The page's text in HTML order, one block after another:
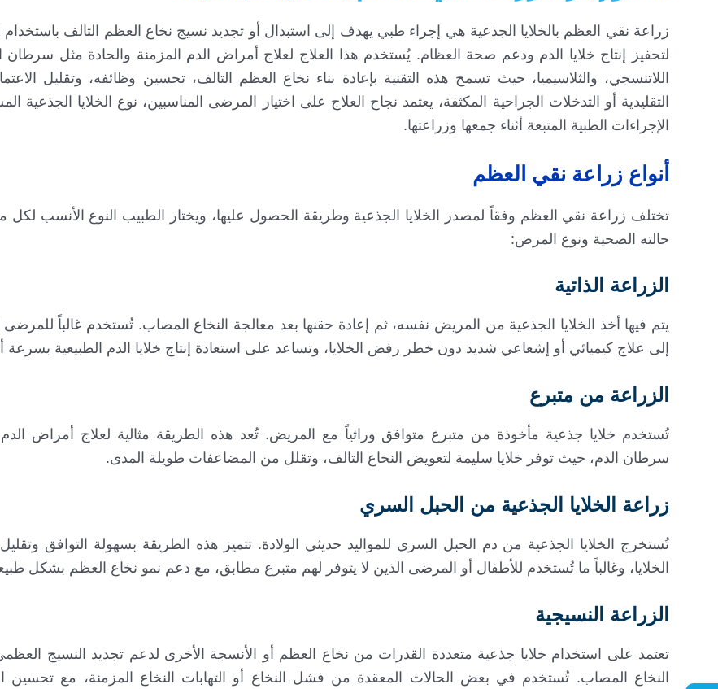
زراعة نقي العظم بالخلايا الجذعية هي إجراء طبي يهدف إلى استبدال أو تجديد نسيج نخاع العظم التالف باستخدام
لتحفيز إنتاج خلايا الدم ودعم صحة العظام. يُستخدم هذا العلاج لعلاج أمراض الدم المزمنة والحادة مثل سرطان
اللاتنسجي، والثلاسيميا، حيث تسمح هذه التقنية بإعادة بناء نخاع العظم التالف، تحسين وظائفه، وتقليل
التقليدية أو التدخلات الجراحية المكثفة، يعتمد نجاح العلاج على اختيار المرضى المناسبين، نوع الخلايا الجذعية
الإجراءات الطبية المتبعة أثناء جمعها وزراعتها.
أنواع زراعة نقي العظم
تختلف زراعة نقي العظم وفقاً لمصدر الخلايا الجذعية وطريقة الحصول عليها، ويختار الطبيب النوع الأنسب لكل
حالته الصحية ونوع المرض:
الزراعة الذاتية
يتم فيها أخذ الخلايا الجذعية من المريض نفسه، ثم إعادة حقنها بعد معالجة النخاع المصاب. تُستخدم غالباً للمرضى
إلى علاج كيميائي أو إشعاعي شديد دون خطر رفض الخلايا، وتساعد على استعادة إنتاج خلايا الدم الطبيعية بسرعة
الزراعة من متبرع
تُستخدم خلايا جذعية مأخوذة من متبرع متوافق وراثياً مع المريض. تُعد هذه الطريقة مثالية لعلاج أمراض
سرطان الدم، حيث توفر خلايا سليمة لتعويض النخاع التالف، وتقلل من المضاعفات طويلة المدى.
زراعة الخلايا الجذعية من الحبل السري
تُستخرج الخلايا الجذعية من دم الحبل السري للمواليد حديثي الولادة. تتميز هذه الطريقة بسهولة التوافق
الخلايا، وغالباً ما تُستخدم للأطفال أو المرضى الذين لا يتوفر لهم متبرع مطابق، مع دعم نمو نخاع العظم بشكل
الزراعة النسيجية
تعتمد على استخدام خلايا جذعية متعددة القدرات من نخاع العظم أو الأنسجة الأخرى لدعم تجديد النسيج العظمي
النخاع المصاب. تُستخدم في بعض الحالات المعقدة من فشل النخاع أو التهابات النخاع المزمنة، مع تحسين